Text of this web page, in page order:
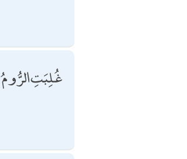
غُلِبَتِ الرُّومُ